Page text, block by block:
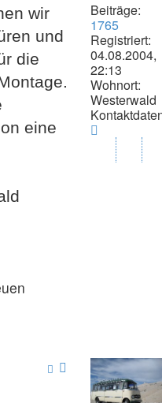
Beiträge:
1765
Registriert:
04.08.2004,
22:13
Wohnort:
Westerwald
von
Elo
wir
und
die
eine